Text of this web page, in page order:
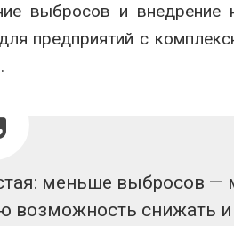
выбросов и внедрение
предприятий с
меньше выбросов
возможность снижать